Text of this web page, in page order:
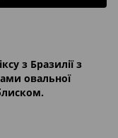
з Бразилії з
овальної